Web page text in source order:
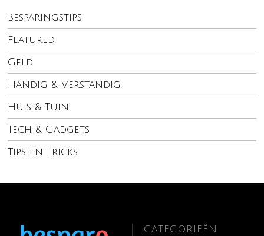
Besparingstips
Featured
Geld
Handig & Verstandig
Huis & Tuin
Tech & Gadgets
Tips en tricks
CATEGORIEËN